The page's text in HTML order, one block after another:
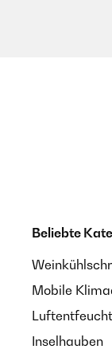
Beliebte
Mobile
Inselhauben